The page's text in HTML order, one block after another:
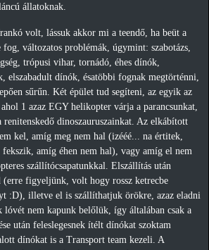
állatoknak.
volt, lássuk akkor mi a teendő, ha beüt a
változatos problémák, úgymint: szabotázs,
trópusi vihar, tornádó, éhes dínók,
elszabadult dínók, ésatöbbi fognak megtörténni,
sűrűn. Két épület tud segíteni, az egyik az
1 azaz EGY helikopter várja a parancsunkat,
renitenskedő dinoszauruszainkat. Az elkábított
kel, amíg meg nem hal (izééé... na értitek,
amíg éhen nem hal), vagy amíg el nem
szállítócsapatunkkal. Elszállítás után
figyeljünk, volt hogy rossz ketrecbe
:D), illetve el is szállíthatjuk örökre, azaz eladni
lóvét nem kapunk belőlük, így általában csak a
után feleslegesnek ítélt dínókat szoktam
dínókat is a Transport team kezeli. A